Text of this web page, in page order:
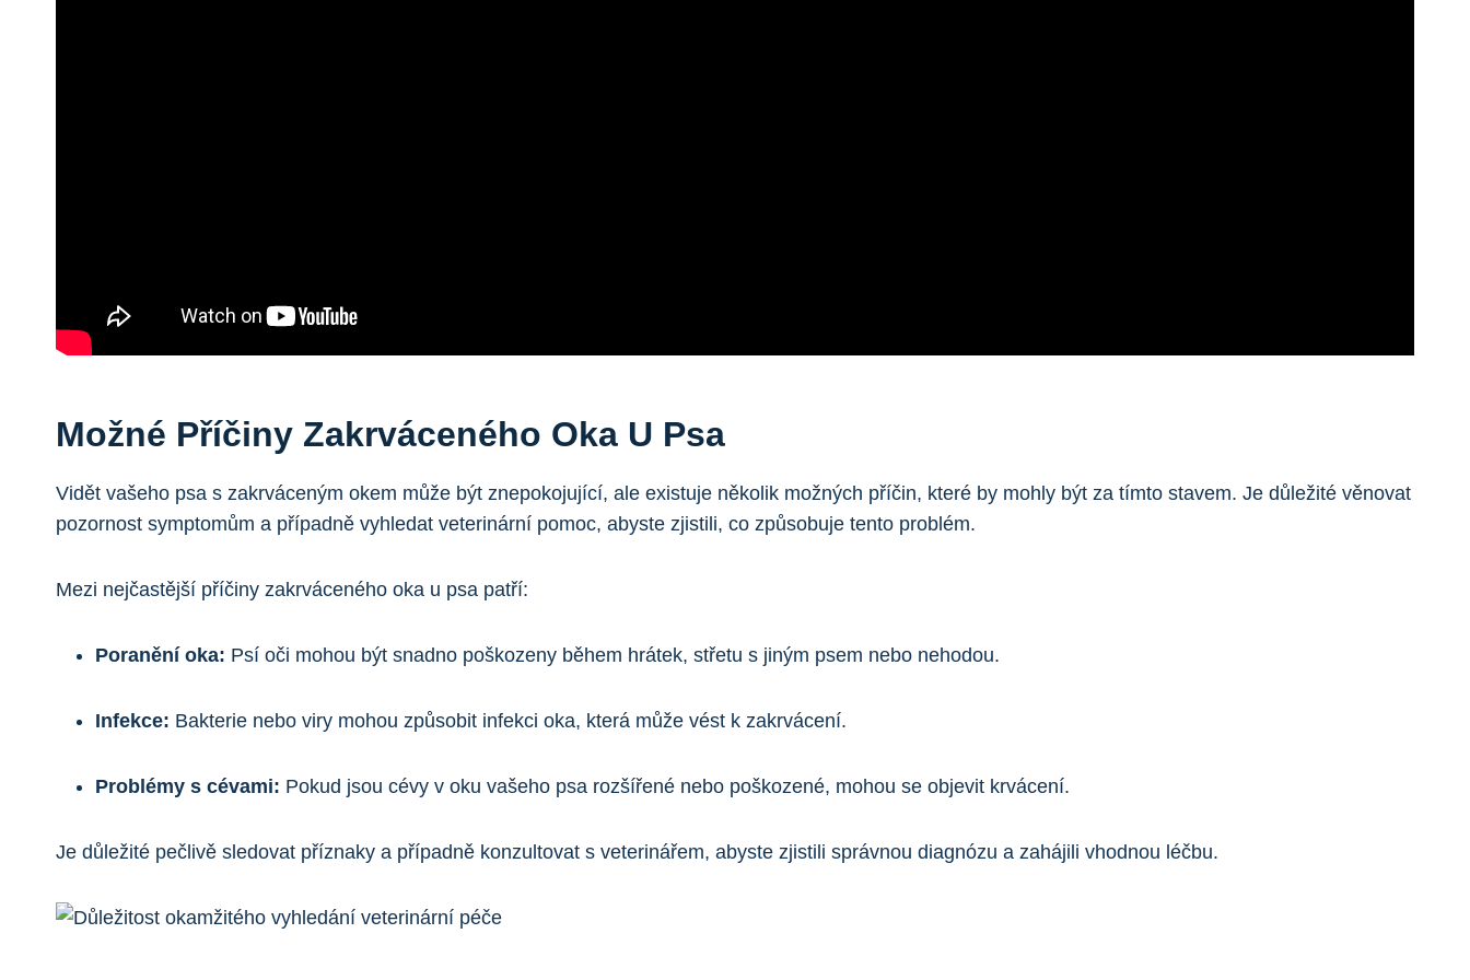
Možné Příčiny Zakrváceného Oka U Psa
Vidět vašeho psa s zakrváceným okem může být znepokojující, ale existuje několik možných příčin, které by mohly být za tímto stavem. Je důležité věnovat
pozornost symptomům a případně vyhledat veterinární pomoc, abyste zjistili, co způsobuje tento problém.
Mezi nejčastější příčiny zakrváceného oka u psa patří:
Poranění oka: Psí oči mohou být snadno poškozeny během hrátek, střetu s jiným psem nebo nehodou.
Infekce: Bakterie nebo viry mohou způsobit infekci oka, která může vést k zakrvácení.
Problémy s cévami: Pokud jsou cévy v oku vašeho psa rozšířené nebo poškozené, mohou se objevit krvácení.
Je důležité pečlivě sledovat příznaky a případně konzultovat s veterinářem, abyste zjistili správnou diagnózu a zahájili vhodnou léčbu.